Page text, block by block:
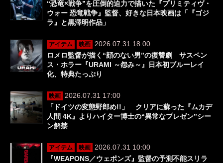
“恐竜×戦争”を圧倒的迫力で描いた『プリミティヴ・
ウォー 恐竜戦争』監督、好きな日本映画は「『ゴジ
ラ』と黒澤明作品」
アイテム 映画
2026.07.31 18:00
ロメロ監督が描く“顔のない男”の復讐劇 サスペン
ス・ホラー『URAMI ～怨み～』日本初ブルーレイ
化、特典たっぷり
映画
2026.07.31 17:00
「ドイツの変態野郎め!!」 クリアに蘇った『ムカデ
人間 4K』よりハイター博士の“異常なプレゼン”シー
ン解禁
アイテム 映画
2026.07.31 10:00
『WEAPONS／ウェポンズ』監督の予測不能スリラ